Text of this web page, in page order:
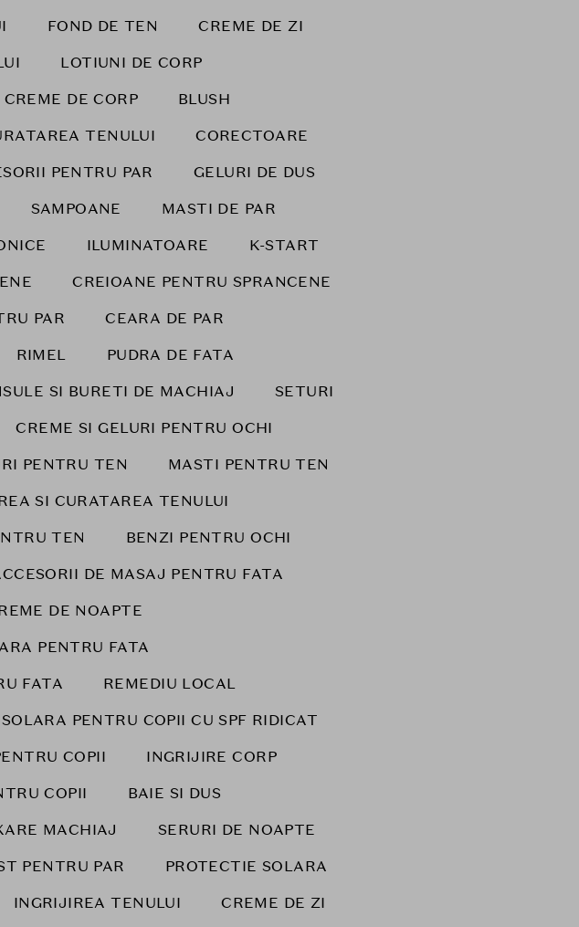
FOND DE TEN
CREME DE ZI
LOTIUNI DE CORP
CREME DE CORP
BLUSH
TENULUI
CORECTOARE
PENTRU PAR
GELURI DE DUS
SAMPOANE
MASTI DE PAR
ILUMINATOARE
K-START
CREIOANE PENTRU SPRANCENE
PAR
CEARA DE PAR
RIMEL
PUDRA DE FATA
SI BURETI DE MACHIAJ
SETURI
CREME SI GELURI PENTRU OCHI
PENTRU TEN
MASTI PENTRU TEN
SI CURATAREA TENULUI
TEN
BENZI PENTRU OCHI
DE MASAJ PENTRU FATA
DE NOAPTE
PENTRU FATA
FATA
REMEDIU LOCAL
PENTRU COPII CU SPF RIDICAT
COPII
INGRIJIRE CORP
COPII
BAIE SI DUS
MACHIAJ
SERURI DE NOAPTE
PENTRU PAR
PROTECTIE SOLARA
INGRIJIREA TENULUI CREME DE ZI